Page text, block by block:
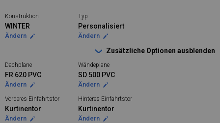
Konstruktion
WINTER
Ändern
Typ
Personalisiert
Ändern
Zusätzliche Optionen ausblenden
Dachplane
FR 620 PVC
Ändern
Wändeplane
SD 500 PVC
Ändern
Vorderes Einfahrtstor
Kurtinentor
Ändern
Hinteres Einfahrtstor
Kurtinentor
Ändern